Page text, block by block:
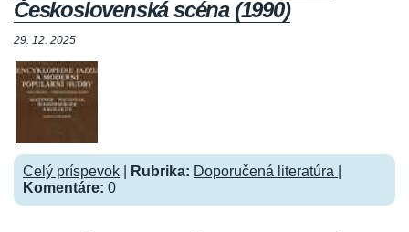
Československá scéna (1990)
29. 12. 2025
Celý príspevok Rubrika: Doporučená literatúra
Komentáre: 0